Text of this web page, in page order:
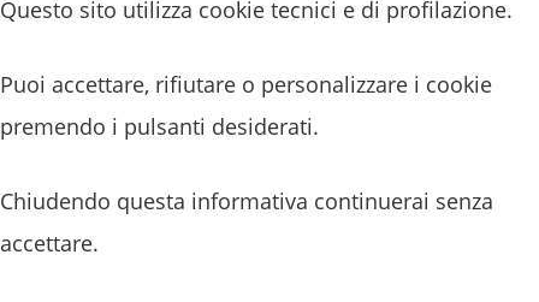
Questo sito utilizza cookie tecnici e di profilazione.
Puoi accettare, rifiutare o personalizzare i cookie
premendo i pulsanti desiderati.
Chiudendo questa informativa continuerai senza
accettare.